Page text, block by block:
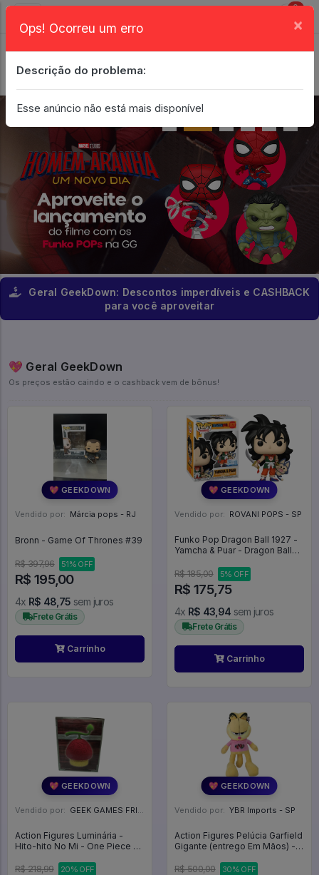
0
Geral GeekDown: Descontos imperdíveis e CASHBACK
para você aproveitar
💖 Geral GeekDown
Os preços estão caindo e o cashback vem de bônus!
💖 GEEKDOWN
Vendido por: Márcia pops - RJ
Bronn - Game Of Thrones #39
R$ 397,96 51% OFF
R$ 195,00
4x R$ 48,75 sem juros
Frete Grátis
Carrinho
💖 GEEKDOWN
Vendido por: ROVANI POPS - SP
Funko Pop Dragon Ball 1927 -
Yamcha & Puar - Dragon Ball
R$ 185,00
5% OFF
R$ 175,75
4x R$ 43,94 sem juros
Frete Grátis
Carrinho
💖 GEEKDOWN
Vendido por: GEEK GAMES FRIEND - RJ
Action Figures Luminária -
Hito-hito No Mi - One Piece -
R$ 218,99
20% OFF
💖 GEEKDOWN
Vendido por: YBR Imports - SP
Action Figures Pelúcia Garfield
Gigante (entrego Em Mãos) -
R$ 500,00
30% OFF
Ops! Ocorreu um erro ×
Descrição do problema:
Esse anúncio não está mais disponível